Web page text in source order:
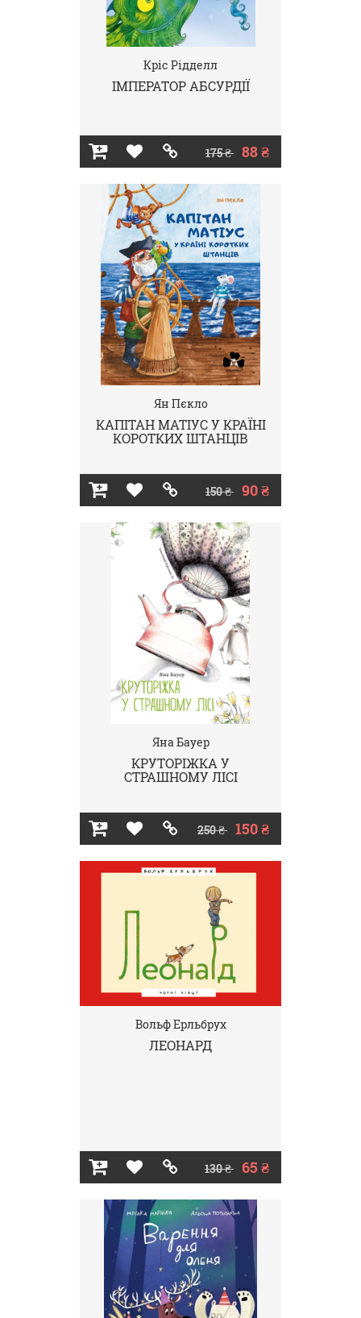
Кріс Рідделл
ІМПЕРАТОР АБСУРДІЇ
175 ₴ 88 ₴
Ян Пєкло
КАПІТАН МАТІУС У КРАЇНІ
КОРОТКИХ ШТАНЦІВ
150 ₴ 90 ₴
Яна Бауер
КРУТОРІЖКА У
СТРАШНОМУ ЛІСІ
250 ₴ 150 ₴
Вольф Ерльбрух
ЛЕОНАРД
130 ₴ 65 ₴